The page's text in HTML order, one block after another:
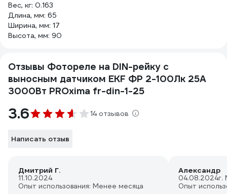
Вес, кг: 0.163
Длина, мм: 65
Ширина, мм: 17
Высота, мм: 90
Отзывы Фотореле на DIN-рейку с
выносным датчиком EKF ФР 2-100Лк 25А
3000Вт PROxima fr-din-1-25
3.6 14 отзывов
Написать отзыв
Дмитрий Г.
11.10.2024
Опыт использования: Менее месяца
Александр
04.08.2024г.
Опыт